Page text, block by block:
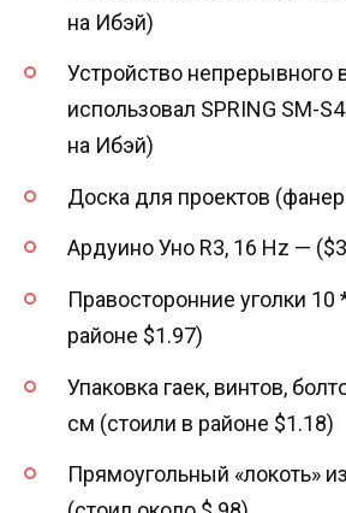
на Ибэй)
Устройство непрерывного
использовал SPRING SM-
на Ибэй)
Доска для проектов
Ардуино Уно R3, 16 Hz —
Правосторонние уголки 10
районе $1.97)
Упаковка гаек, винтов,
см (стоили в районе $1.18)
Прямоугольный «локоть»